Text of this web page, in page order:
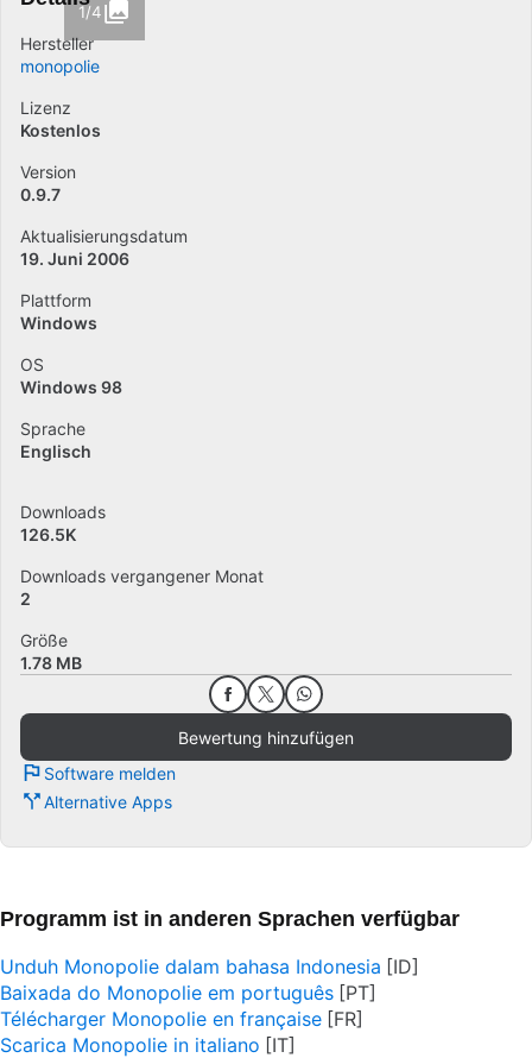
1/4
Hersteller
monopolie
Lizenz
Kostenlos
Version
0.9.7
Aktualisierungsdatum
19. Juni 2006
Plattform
Windows
OS
Windows 98
Sprache
Englisch
Downloads
126.5K
Downloads vergangener Monat
2
Größe
1.78 MB
Bewertung hinzufügen
Software melden
Alternative Apps
Programm ist in anderen Sprachen verfügbar
Unduh Monopolie dalam bahasa Indonesia
Baixada do Monopolie em português
Télécharger Monopolie en française
Scarica Monopolie in italiano